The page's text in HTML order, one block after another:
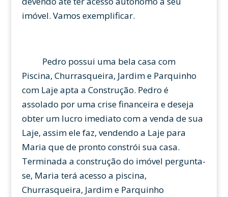
imóvel. Vamos exemplificar.
Pedro possui uma bela casa com
Piscina, Churrasqueira, Jardim e Parquinho
com Laje apta a Construção. Pedro é
assolado por uma crise financeira e deseja
obter um lucro imediato com a venda de sua
Laje, assim ele faz, vendendo a Laje para
Maria que de pronto constrói sua casa.
Terminada a construção do imóvel pergunta-
se, Maria terá acesso a piscina,
Churrasqueira, Jardim e Parquinho